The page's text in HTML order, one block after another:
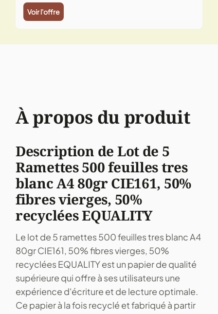
Voir l'offre
À propos du produit
Description de Lot de 5
Ramettes 500 feuilles tres
blanc A4 80gr CIE161, 50%
fibres vierges, 50%
recyclées EQUALITY
Le lot de 5 ramettes 500 feuilles tres blanc A4
80gr CIE161, 50% fibres vierges, 50%
recyclées EQUALITY est un papier de qualité
supérieure qui offre à ses utilisateurs une
expérience d'écriture et de lecture optimale.
Ce papier à la fois recyclé et fabriqué à partir